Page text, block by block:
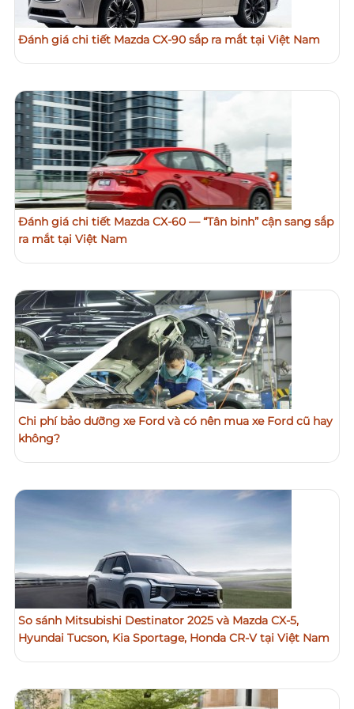
Đánh giá chi tiết Mazda CX-90 sắp ra mắt tại Việt Nam
Đánh giá chi tiết Mazda CX-60 — “Tân binh” cận sang sắp
ra mắt tại Việt Nam
Chi phí bảo dưỡng xe Ford và có nên mua xe Ford cũ hay
không?
So sánh Mitsubishi Destinator 2025 và Mazda CX-5,
Hyundai Tucson, Kia Sportage, Honda CR-V tại Việt Nam